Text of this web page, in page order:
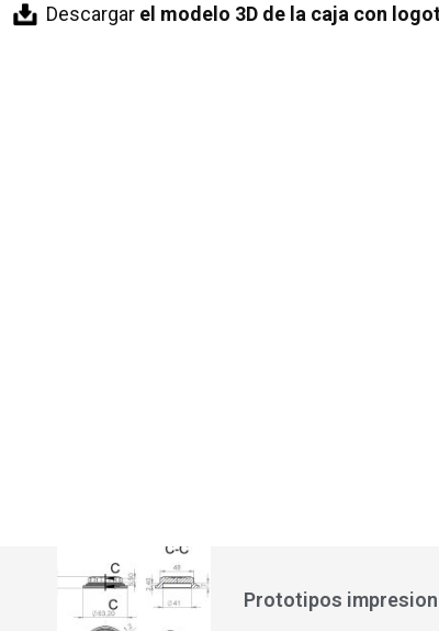
Descargar el modelo 3D de la caja con
Prototipos impresion